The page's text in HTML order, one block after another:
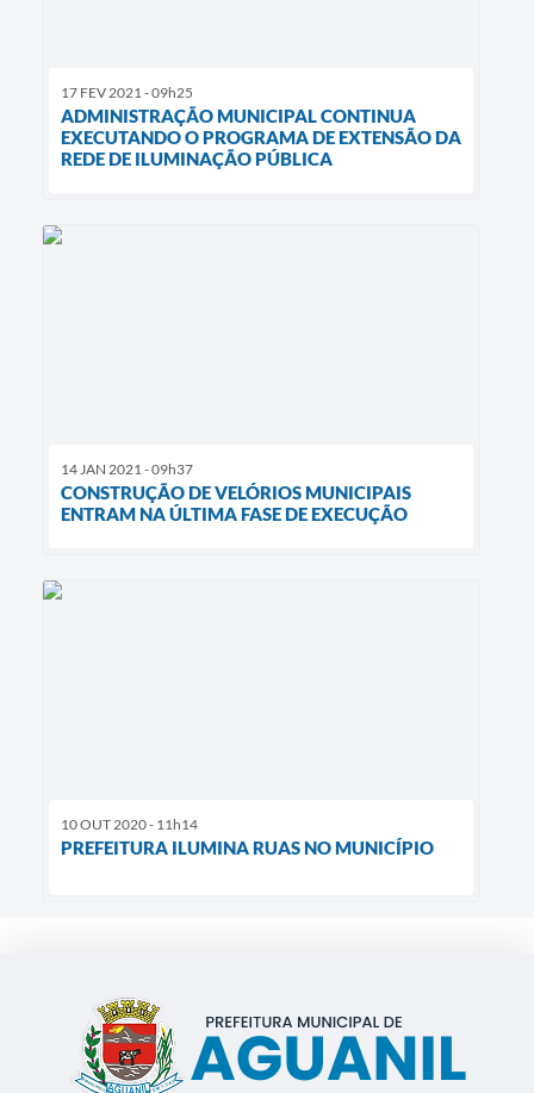
17 FEV 2021 - 09h25
ADMINISTRAÇÃO MUNICIPAL CONTINUA
EXECUTANDO O PROGRAMA DE EXTENSÃO DA
REDE DE ILUMINAÇÃO PÚBLICA
14 JAN 2021 - 09h37
CONSTRUÇÃO DE VELÓRIOS MUNICIPAIS
ENTRAM NA ÚLTIMA FASE DE EXECUÇÃO
10 OUT 2020 - 11h14
PREFEITURA ILUMINA RUAS NO MUNICÍPIO